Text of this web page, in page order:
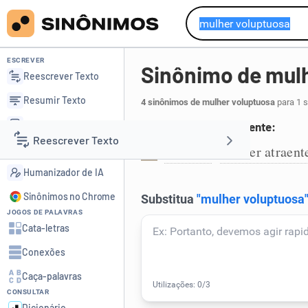
Reescrever Texto
Resumir Texto
Corrigir Texto
Detector de IA
Humanizador de IA
ESCREVER
Reescrever Texto
Resumir Texto
Detector de IA
Humanizador de IA
Sinônimos no Chrome
JOGOS DE PALAVRAS
Cata-letras
Conexões
Caça-palavras
CONSULTAR
Sinônimo de
4 sinônimos de mulher voluptuosapara 1
Mulher sensual e atraente:
mulher